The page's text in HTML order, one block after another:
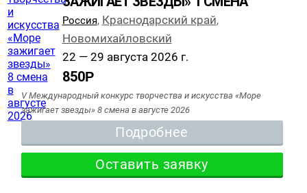
Россия, Краснодарский край,
Новомихайловский
22 — 29 августа 2026 г.
850Р
V Международный конкурс творчества и искусства «Море
зажигает звезды» 8 смена в августе 2026
Подробнее
Оставить заявку